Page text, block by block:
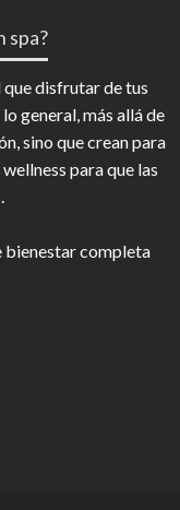
spa?
que disfrutar de tus
general, más allá de
sino que crean para
para que las
bienestar completa